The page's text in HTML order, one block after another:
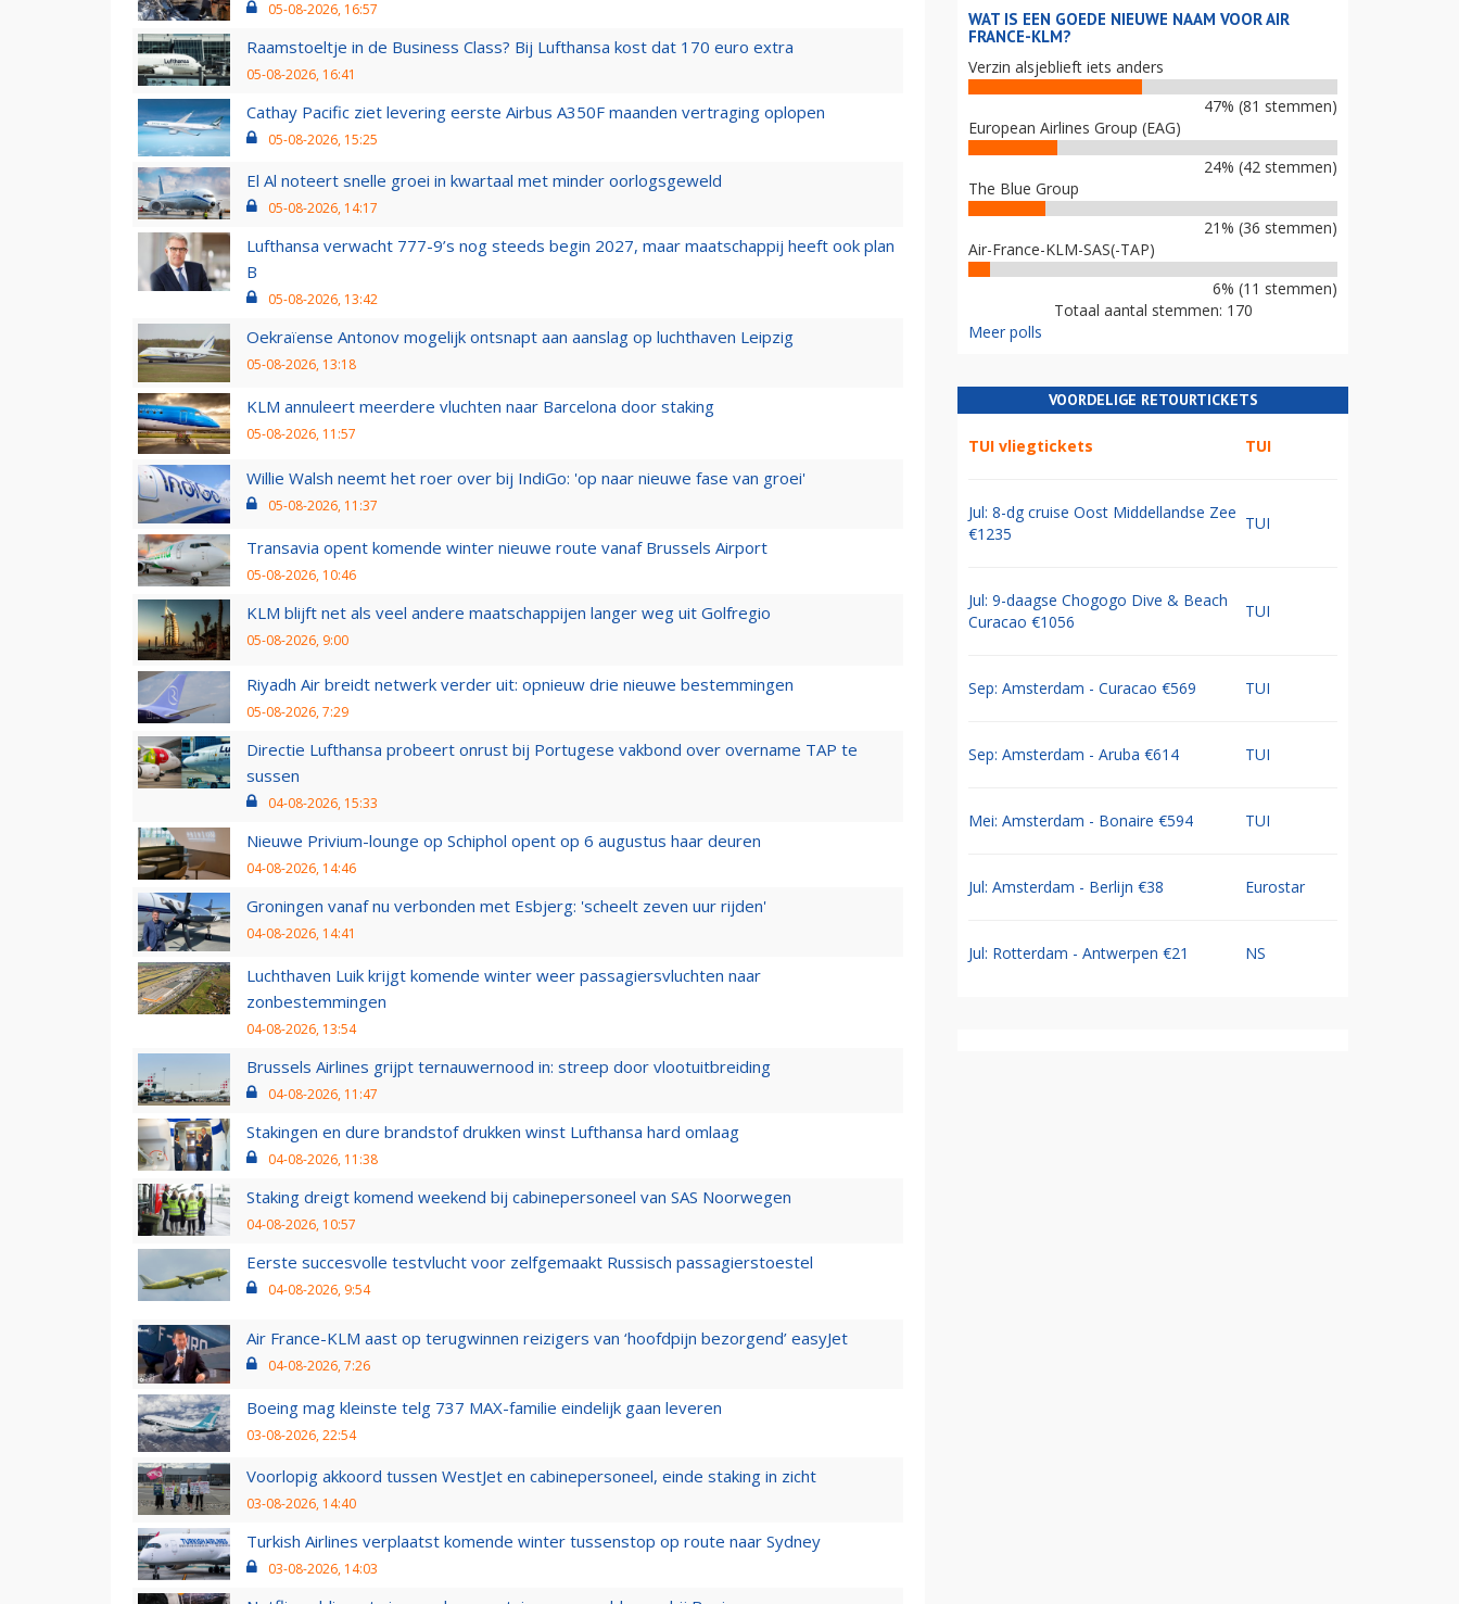
05-08-2026, 16:57
Raamstoeltje in de Business Class? Bij Lufthansa kost dat 170 euro extra
05-08-2026, 16:41
Cathay Pacific ziet levering eerste Airbus A350F maanden vertraging oplopen
05-08-2026, 15:25
El Al noteert snelle groei in kwartaal met minder oorlogsgeweld
05-08-2026, 14:17
Lufthansa verwacht 777-9’s nog steeds begin 2027, maar maatschappij heeft ook plan
B
05-08-2026, 13:42
Oekraïense Antonov mogelijk ontsnapt aan aanslag op luchthaven Leipzig
05-08-2026, 13:18
KLM annuleert meerdere vluchten naar Barcelona door staking
05-08-2026, 11:57
Willie Walsh neemt het roer over bij IndiGo: 'op naar nieuwe fase van groei'
05-08-2026, 11:37
Transavia opent komende winter nieuwe route vanaf Brussels Airport
05-08-2026, 10:46
KLM blijft net als veel andere maatschappijen langer weg uit Golfregio
05-08-2026, 9:00
Riyadh Air breidt netwerk verder uit: opnieuw drie nieuwe bestemmingen
05-08-2026, 7:29
Directie Lufthansa probeert onrust bij Portugese vakbond over overname TAP te
sussen
04-08-2026, 15:33
Nieuwe Privium-lounge op Schiphol opent op 6 augustus haar deuren
04-08-2026, 14:46
Groningen vanaf nu verbonden met Esbjerg: 'scheelt zeven uur rijden'
04-08-2026, 14:41
Luchthaven Luik krijgt komende winter weer passagiersvluchten naar
zonbestemmingen
04-08-2026, 13:54
Brussels Airlines grijpt ternauwernood in: streep door vlootuitbreiding
04-08-2026, 11:47
Stakingen en dure brandstof drukken winst Lufthansa hard omlaag
04-08-2026, 11:38
Staking dreigt komend weekend bij cabinepersoneel van SAS Noorwegen
04-08-2026, 10:57
Eerste succesvolle testvlucht voor zelfgemaakt Russisch passagierstoestel
04-08-2026, 9:54
Air France-KLM aast op terugwinnen reizigers van ‘hoofdpijn bezorgend’ easyJet
04-08-2026, 7:26
Boeing mag kleinste telg 737 MAX-familie eindelijk gaan leveren
03-08-2026, 22:54
Voorlopig akkoord tussen WestJet en cabinepersoneel, einde staking in zicht
03-08-2026, 14:40
Turkish Airlines verplaatst komende winter tussenstop op route naar Sydney
03-08-2026, 14:03
WAT IS EEN GOEDE NIEUWE NAAM VOOR AIR
FRANCE-KLM?
Verzin alsjeblieft iets anders
47% (81 stemmen)
European Airlines Group (EAG)
24% (42 stemmen)
The Blue Group
21% (36 stemmen)
Air-France-KLM-SAS(-TAP)
6% (11 stemmen)
Totaal aantal stemmen: 170
Meer polls
VOORDELIGE RETOURTICKETS
TUI vliegtickets TUI
Jul: 8-dg cruise Oost Middellandse Zee
€1235
TUI
Jul: 9-daagse Chogogo Dive & Beach
Curacao €1056
TUI
Sep: Amsterdam - Curacao €569 TUI
Sep: Amsterdam - Aruba €614 TUI
Mei: Amsterdam - Bonaire €594 TUI
Jul: Amsterdam - Berlijn €38 Eurostar
Jul: Rotterdam - Antwerpen €21 NS